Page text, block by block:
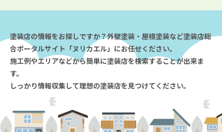
塗装店の情報をお探しですか？外壁塗装・屋根塗装など塗装店総
合ポータルサイト「ヌリカエル」にお任せください。
施工例やエリアなどから簡単に塗装店を検索することが出来ま
す。
しっかり情報収集して理想の塗装店を見つけてください。